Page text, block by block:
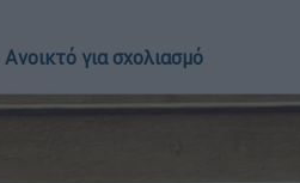
Ανοικτό για σχολιασμό